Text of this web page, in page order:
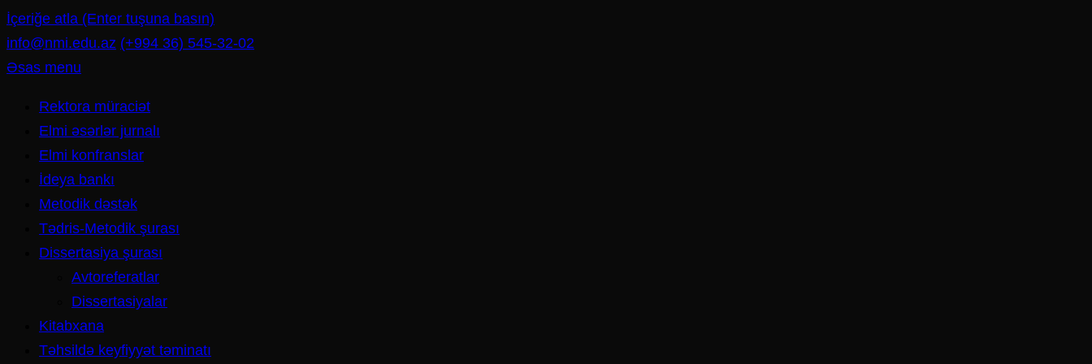
İçeriğe atla (Enter tuşuna basın)
info@nmi.edu.az (+994 36) 545-32-02
Əsas menu
Rektora müraciət
Elmi əsərlər jurnalı
Elmi konfranslar
İdeya bankı
Metodik dəstək
Tədris-Metodik şurası
Dissertasiya şurası
Avtoreferatlar
Dissertasiyalar
Kitabxana
Təhsildə keyfiyyət təminatı